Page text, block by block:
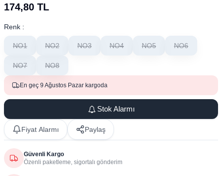
174,80 TL
Renk :
NO1 NO2 NO3 NO4 NO5 NO6
NO7 NO8
En geç 9 Ağustos Pazar kargoda
Stok Alarmı
Fiyat Alarmı Paylaş
Güvenli Kargo
Özenli paketleme, sigortalı gönderim